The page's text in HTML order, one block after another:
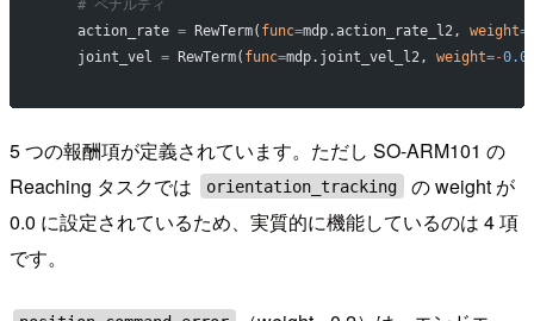
    # ペナルティ
    action_rate
= RewTerm( func=mdp.action_rate_l2, weight
    joint_vel
= RewTerm( func=mdp.joint_vel_l2, weight=-
5 つの報酬項が定義されています。ただし SO-ARM101 の
Reaching タスクでは
orientation_tracking
の weight が
0.0 に設定されているため、実質的に機能しているのは 4 項
です。